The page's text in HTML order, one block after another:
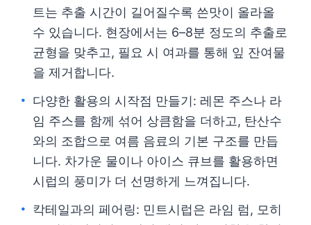
트는 추출 시간이 길어질수록 쓴맛이 올라올
수 있습니다. 현장에서는 6–8분 정도의 추출로
균형을 맞추고, 필요 시 여과를 통해 잎 잔여물
을 제거합니다.
다양한 활용의 시작점 만들기: 레몬 주스나 라
임 주스를 함께 섞어 상큼함을 더하고, 탄산수
와의 조합으로 여름 음료의 기본 구조를 만듭
니다. 차가운 물이나 아이스 큐브를 활용하면
시럽의 풍미가 더 선명하게 느껴집니다.
칵테일과의 페어링: 민트시럽은 라임 럼, 모히